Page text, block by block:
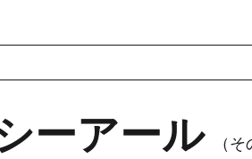
ーアール （